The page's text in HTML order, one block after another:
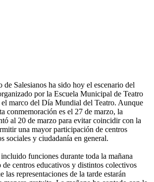
Salesianos ha sido hoy el escenario del
por la Escuela Municipal de Teatro
marco del Día Mundial del Teatro. Aunque
conmemoración es el 27 de marzo, la
al 20 de marzo para evitar coincidir con la
una mayor participación de centros
sociales y ciudadanía en general.
funciones durante toda la mañana
centros educativos y distintos colectivos
las representaciones de la tarde estarán